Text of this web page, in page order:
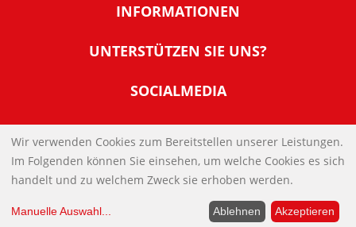
INFORMATIONEN
Warum NachDenkSeiten
Tipps zur Nutzung der NachDenkSeiten
Banner und E-Mail-Signaturen
Links
Kontakt
Impressum
UNTERSTÜTZEN SIE UNS?
Werden Sie Fördermitglied
Spenden Sie Online
SOCIALMEDIA
IMPRESSUM
DATENSCHUTZERKLÄRUNG
Wir verwenden Cookies zum Bereitstellen unserer Leistungen.
Im Folgenden können Sie einsehen, um welche Cookies es sich
handelt und zu welchem Zweck sie erhoben werden.
Manuelle Auswahl... Ablehnen Akzeptieren